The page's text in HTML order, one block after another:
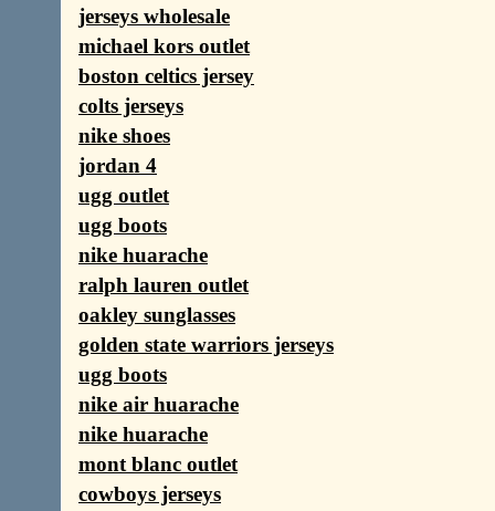
jerseys wholesale
michael kors outlet
boston celtics jersey
colts jerseys
nike shoes
jordan 4
ugg outlet
ugg boots
nike huarache
ralph lauren outlet
oakley sunglasses
golden state warriors jerseys
ugg boots
nike air huarache
nike huarache
mont blanc outlet
cowboys jerseys